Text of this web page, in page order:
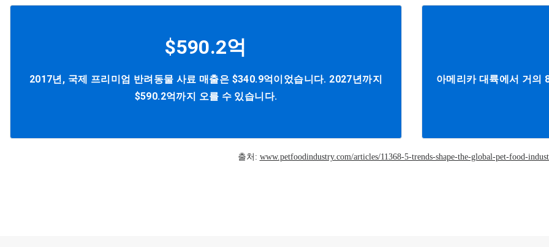
$590.2억
2017년, 국제 프리미엄 반려동물 사료 매출은 $340.9억이었습니다. 2027년까지
$590.2억까지 오를 수 있습니다.
아메리카 대륙에서 거의
출처: www.petfoodindustry.com/articles/11368-5-trends-shape-the-global-pet-food-